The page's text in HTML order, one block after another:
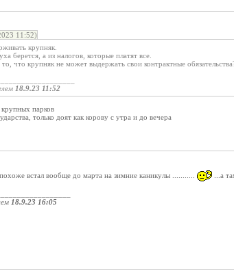
11:52)
крупняк.
берется, а из налогов, которые платят все.
что крупняк не может выдержать свои контрактные
18.9.23 11:52
крупных парков
только доят как корову с утра и до вечера
встал вообще до марта на зимние каникулы ...........
...а
18.9.23 16:05